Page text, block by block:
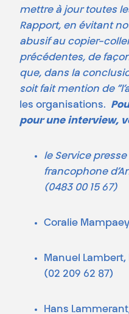
mettre à jour toutes
Rapport, en évitant
abusif au copier-coller
précédentes, de
que, dans la
soit fait mention de
les organisations.
pour une interview,
le Service
francophone
(0483 00 15 67)
Coralie
Manuel
(02 209 62 87)
Hans